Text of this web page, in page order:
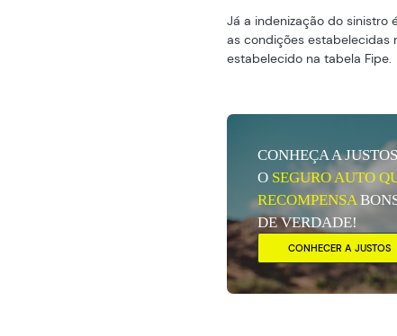
Já a indenização do sinistro
as condições estabelecidas
estabelecido na tabela Fipe.
CONHEÇA A
O SEGURO AUTO
RECOMPENSA
DE VERDADE!
CONHECER A JUSTOS